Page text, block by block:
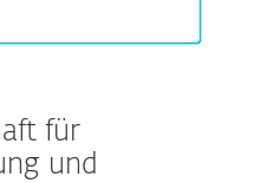
für
und